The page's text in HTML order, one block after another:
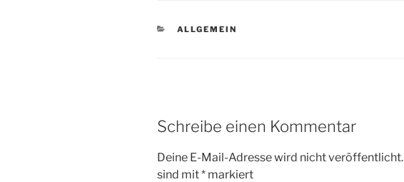
KATEGORIEN
ALLGEMEIN
Schreibe einen Kommentar
Deine E-Mail-Adresse wird nicht veröffentlicht.
sind mit* markiert